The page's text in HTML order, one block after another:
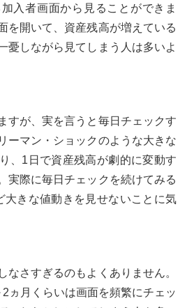
入者画面から見ることができま
を開いて、資産残高が増えている
憂しながら見てしまう人は多いよ
すが、実を言うと毎日チェックす
ーマン・ショックのような大きな
、1日で資産残高が劇的に変動す
実際に毎日チェックを続けてみる
大きな値動きを見せないことに気
なさすぎるのもよくありません。
ヵ月くらいは画面を頻繁にチェッ